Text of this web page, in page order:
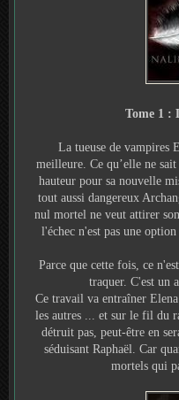
Tome 1 :
La tueuse de vampires
meilleure. Ce qu’elle ne
hauteur pour sa nouvelle
tout aussi dangereux
nul mortel ne veut attirer
l'échec n'est pas une
Parce que cette fois, ce
traquer. C'est un
Ce travail va entraîner
les autres ... et sur le fil du
détruit pas, peut-être en
séduisant Raphaël. Car
mortels qui